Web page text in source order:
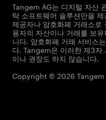
Tangem AG는 디지털 자산
탁 소프트웨어 솔루션만을
제공자나 암호화폐 거래소
용자의 자산이나 거래를 보
니다. 암호화폐 거래 서비스
다. Tangem은 이러한 제3자
이나 권장도 하지 않습니다.